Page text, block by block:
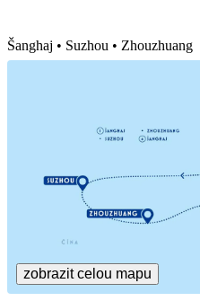
Šanghaj • Suzhou • Zhouzhuang
zobrazit celou mapu